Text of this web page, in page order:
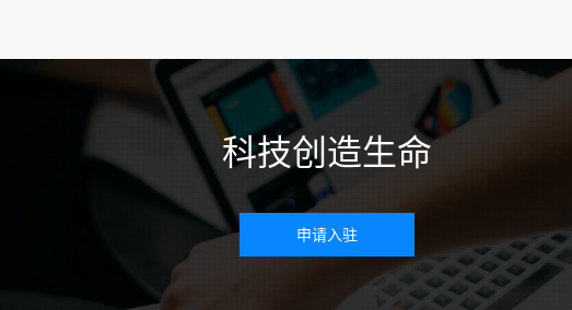
科技创造生命
申请入驻